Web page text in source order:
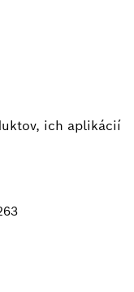
ich aplikácií